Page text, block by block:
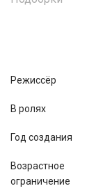
Режиссёр
В ролях
Год создания
Возрастное
ограничение